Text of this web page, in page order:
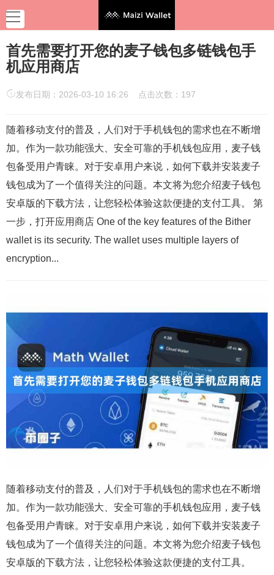
首先需要打开您的麦子钱包多链钱包手
机应用商店
发布日期：2026-03-10 16:26 点击次数：197
随着移动支付的普及，人们对于手机钱包的需求也在不断增
加。作为一款功能强大、安全可靠的手机钱包应用，麦子钱
包备受用户青睐。对于安卓用户来说，如何下载并安装麦子
钱包成为了一个值得关注的问题。本文将为您介绍麦子钱包
安卓版的下载方法，让您轻松体验这款便捷的支付工具。 第
一步，打开应用商店 One of the key features of the Bither
wallet is its security. The wallet uses multiple layers of
encryption...
随着移动支付的普及，人们对于手机钱包的需求也在不断增
加。作为一款功能强大、安全可靠的手机钱包应用，麦子钱
包备受用户青睐。对于安卓用户来说，如何下载并安装麦子
钱包成为了一个值得关注的问题。本文将为您介绍麦子钱包
安卓版的下载方法，让您轻松体验这款便捷的支付工具。